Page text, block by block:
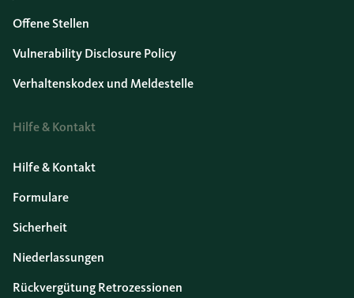
Offene Stellen
Vulnerability Disclosure Policy
Verhaltenskodex und Meldestelle
Hilfe & Kontakt
Hilfe & Kontakt
Formulare
Sicherheit
Niederlassungen
Rückvergütung Retrozessionen